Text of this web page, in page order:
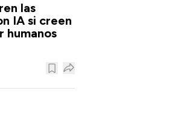
las
IA si creen
humanos